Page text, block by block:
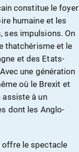
constitue le foyer
humaine et les
ses impulsions. On
thatchérisme et le
et des Etats-
une génération
où le Brexit et
assiste à un
dont les Anglo-
offre le spectacle